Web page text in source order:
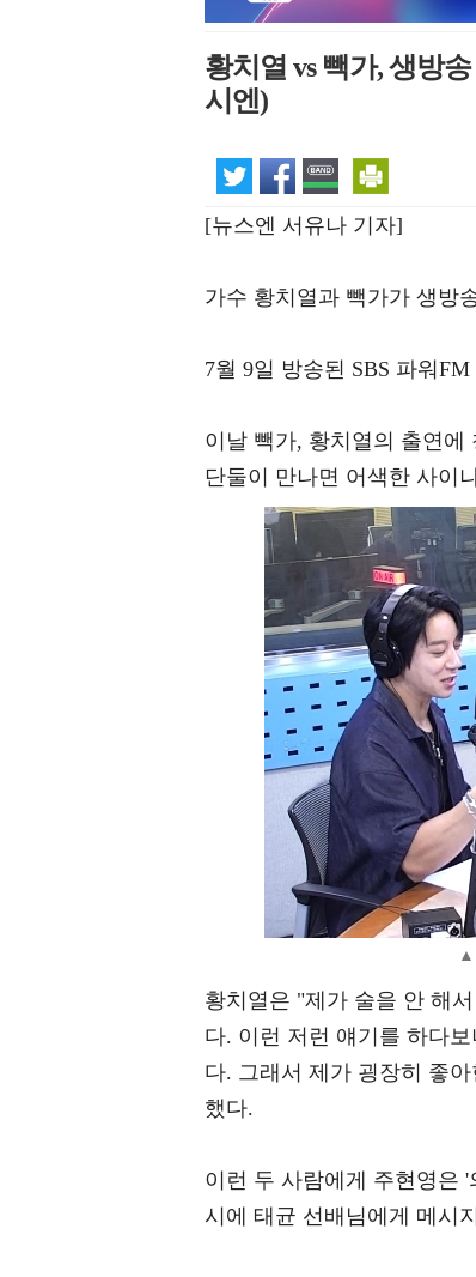
황치열 vs 빽가, 생방
시엔)
[뉴스엔 서유나 기자]
가수 황치열과 빽가가 생방
7월 9일 방송된 SBS 파워
이날 빽가, 황치열의 출연
단둘이 만나면 어색한 사이
▲
황치열은 "제가 술을 안 해
다. 이런 저런 얘기를 하다
다. 그래서 제가 굉장히 좋
했다.
이런 두 사람에게 주현영은
시에 태균 선배님에게 메시